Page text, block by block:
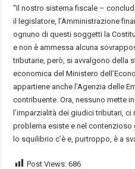
“Il nostro sistema fiscale –
il legislatore, l’Amministrazione
ognuno di questi soggetti la
e non è ammessa alcuna
tributarie, però, si avvalgono della
economica del Ministero
appartiene anche l’Agenzia delle
contribuente. Ora, nessuno mette
l’imparzialità dei giudici tributari,
problema esiste e nel
lo squilibrio c’è e, purtroppo, è a
Post Views: 686